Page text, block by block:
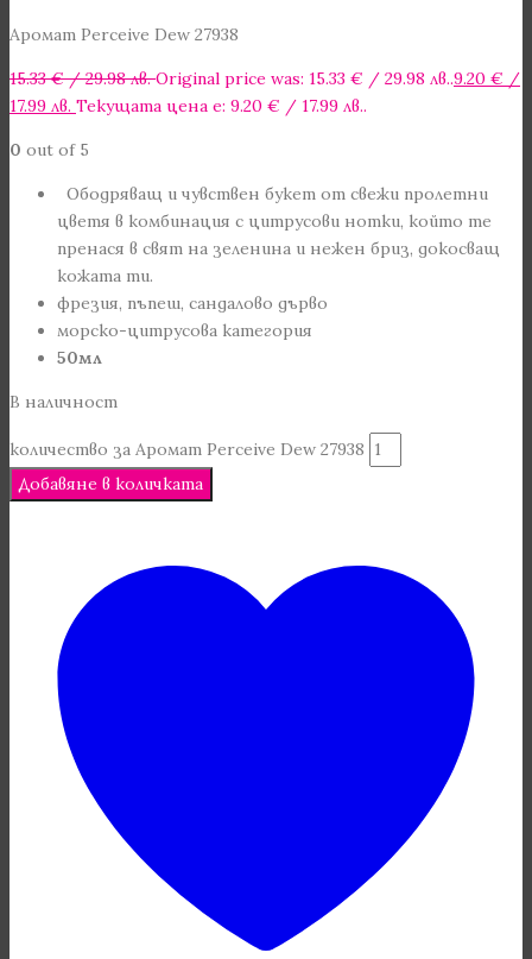
Аромат Perceive Dew 27938
15.33€/ 29.98 лв.Original price was: 15.33 € / 29.98 лв..9.20 € /
17.99 лв. Текущата цена е: 9.20 € / 17.99 лв..
0 out of 5
Ободряващ и чувствен букет от свежи пролетни
цветя в комбинация с цитрусови нотки, който те
пренася в свят на зеленина и нежен бриз, докосващ
кожата ти.
фрезия, пъпеш, сандалово дърво
морско-цитрусова категория
50мл
В наличност
количество за Аромат Perceive Dew 27938
Добавяне в количката